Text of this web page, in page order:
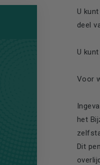
U
deel
U
Voor
het
Dit